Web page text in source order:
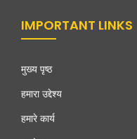
IMPORTANT LINKS
मुख्य पृष्ठ
हमारा उद्देश्य
हमारे कार्य